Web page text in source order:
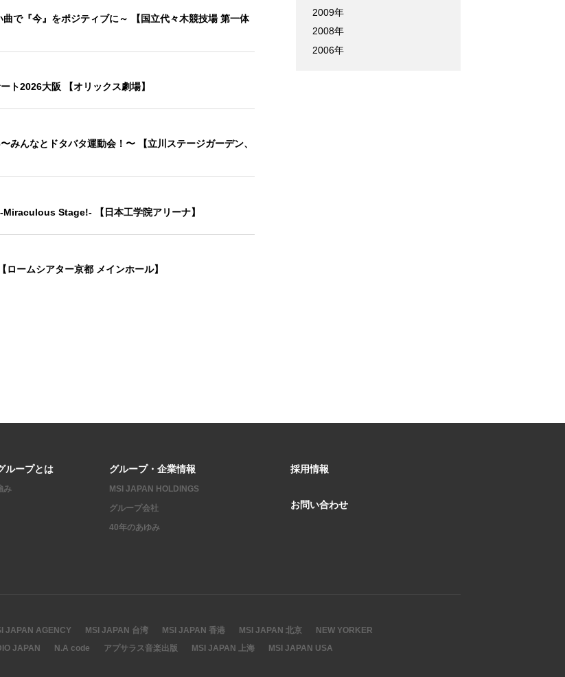
で『今』をポジティブに～ 【国立代々木競技場 第一体
ト2026大阪 【オリックス劇場】
みんなとドタバタ運動会！〜 【立川ステージガーデン、
Stage!- 【日本工学院アリーナ】
ームシアター京都 メインホール】
2009年
2008年
2006年
ループとは
み
グループ・企業情報
MSI JAPAN HOLDINGS
グループ会社
40年のあゆみ
採用情報
お問い合わせ
JAPAN AGENCY MSI JAPAN 台湾 MSI JAPAN 香港 MSI JAPAN 北京
NEW YORKER
JAPAN N.A code アプサラス音楽出版 MSI JAPAN 上海 MSI JAPAN USA